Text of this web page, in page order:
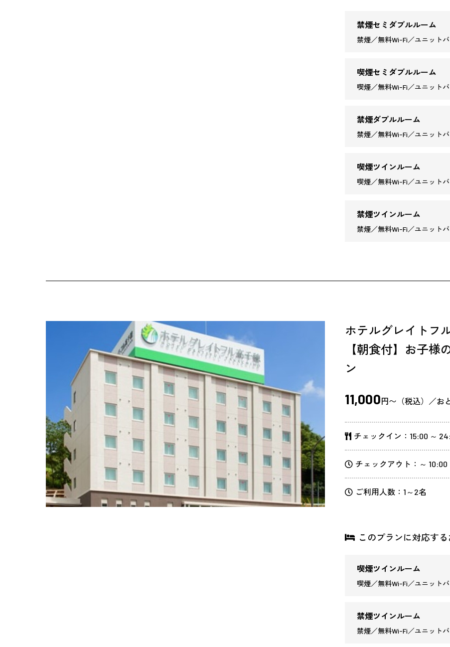
禁煙セミダブルルーム
禁煙／無料Wi-Fi／ユニットバ
喫煙セミダブルルーム
喫煙／無料Wi-Fi／ユニットバ
禁煙ダブルルーム
禁煙／無料Wi-Fi／ユニットバ
喫煙ツインルーム
喫煙／無料Wi-Fi／ユニットバ
禁煙ツインルーム
禁煙／無料Wi-Fi／ユニットバ
ホテルグレイトフ
【朝食付】お子
ン
11,000円〜（税込）／お
チェックイン：15:00 ～
チェックアウト：～ 10:00
ご利用人数：1～2名
このプランに対応す
喫煙ツインルーム
喫煙／無料Wi-Fi／ユニットバ
禁煙ツインルーム
禁煙／無料Wi-Fi／ユニットバ